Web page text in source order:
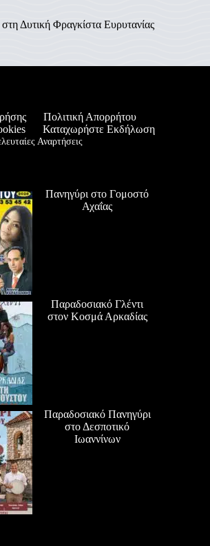
Δυτική Φραγκίστα Ευρυτανίας
Πολιτική Απορρήτου
Καταχωρήστε Εκδήλωση
Αναρτήσεις
Πανηγύρι στο Γομοστό
Αχαΐας
Παραδοσιακό Γλέντι
στον Κοσμά Αρκαδίας
Παραδοσιακό Πανηγύρι
στο Δεσποτικό
Ιωαννίνων